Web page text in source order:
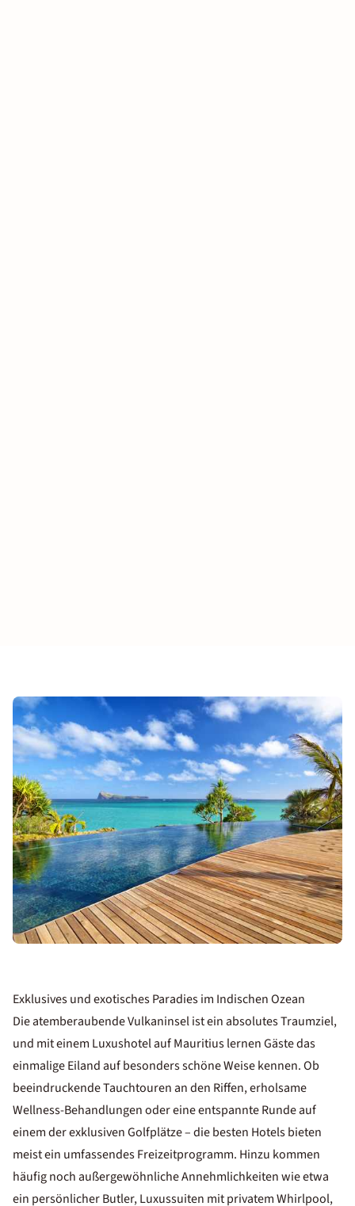
Exklusives und exotisches Paradies im Indischen Ozean
Die atemberaubende Vulkaninsel ist ein absolutes Traumziel,
und mit einem Luxushotel auf Mauritius lernen Gäste das
einmalige Eiland auf besonders schöne Weise kennen. Ob
beeindruckende Tauchtouren an den Riffen, erholsame
Wellness-Behandlungen oder eine entspannte Runde auf
einem der exklusiven Golfplätze – die besten Hotels bieten
meist ein umfassendes Freizeitprogramm. Hinzu kommen
häufig noch außergewöhnliche Annehmlichkeiten wie etwa
ein persönlicher Butler, Luxussuiten mit privatem Whirlpool,